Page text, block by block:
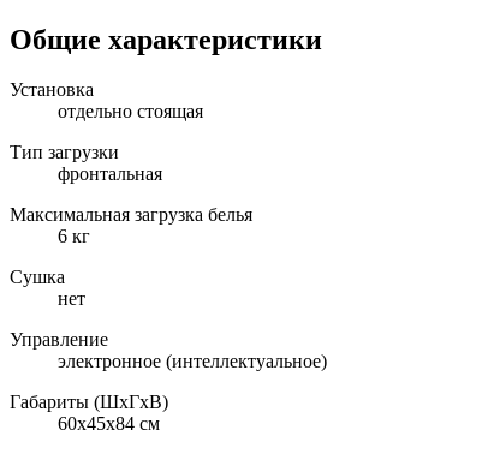
Общие характеристики
Установка
отдельно стоящая
Тип загрузки
фронтальная
Максимальная загрузка белья
6 кг
Сушка
нет
Управление
электронное (интеллектуальное)
Габариты (ШxГxВ)
60x45x84 см